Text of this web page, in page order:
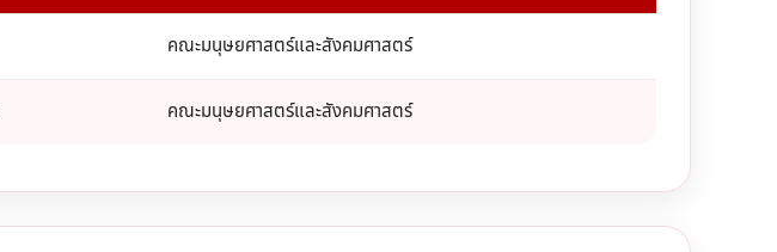
คณะมนุษยศาสตร์และสังคมศาสตร์
คณะมนุษยศาสตร์และสังคมศาสตร์